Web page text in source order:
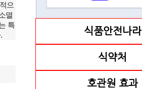
으
멸
특
식품안전나라
식약처
호관원 효과